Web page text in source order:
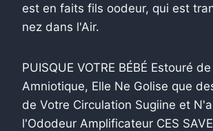
est en faits fils oodeur, qui est
nez dans l'Air.
PUISQUE VOTRE BÉBÉ Estouré
Amniotique, Elle Ne Golise que
de Votre Circulation Sugiine et
l'Ododeur Amplificateur CES